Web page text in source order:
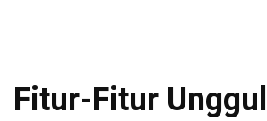
Fitur-Fitur